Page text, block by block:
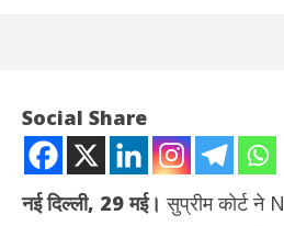
Social Share
नई दिल्ली, 29 मई। सुप्रीम कोर्ट ने